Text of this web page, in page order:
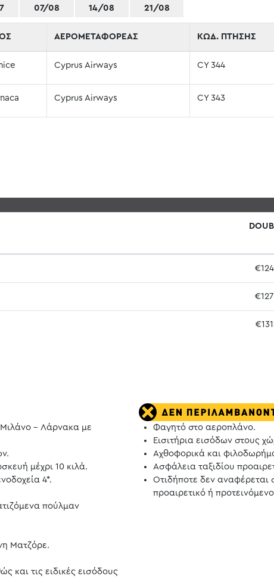
07/08 14/08 21/08
ΑΕΡΟΜΕΤΑΦΟΡΕΑΣ ΚΩΔ. ΠΤΗΣΗΣ
Cyprus Airways CY 344
Cyprus Airways CY 343
Μιλάνο - Λάρνακα με
μέχρι 10 κιλά.
4*.
πούλμαν
Ματζόρε.
και τις ειδικές εισόδους
Φαγητό στο αεροπλάνο.
Εισιτήρια εισόδων στους
Αχθοφορικά και
Ασφάλεια ταξιδίου
Οτιδήποτε δεν
προαιρετικό ή